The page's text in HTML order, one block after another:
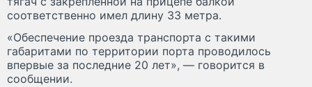
соответственно имел длину 33 метра.
«Обеспечение проезда транспорта с такими
габаритами по территории порта проводилось
впервые за последние 20 лет», — говорится в
сообщении.